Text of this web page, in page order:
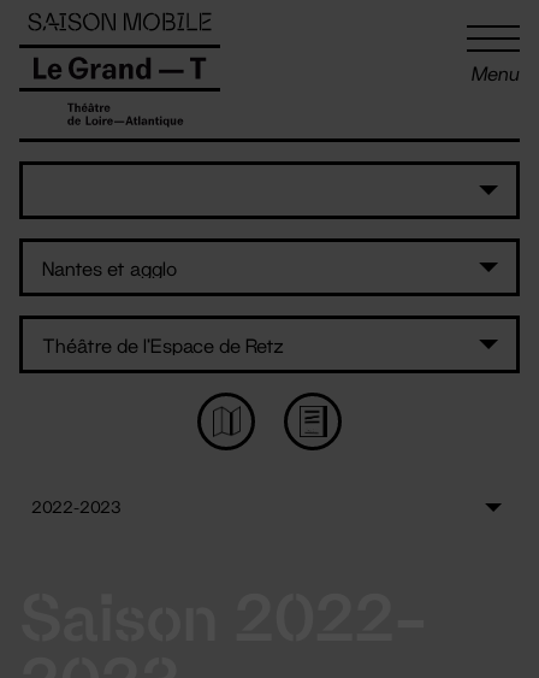
Menu
Panneau de gestion des cookies